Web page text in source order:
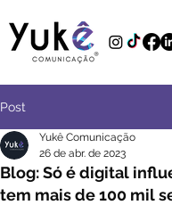
Post
Blog: Só é digital
tem mais de 100 mil
Yukê Comunicação
26 de abr. de 2023